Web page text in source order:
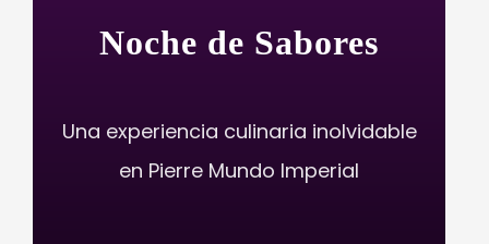
Noche de Sabores
Una experiencia culinaria inolvidable
en Pierre Mundo Imperial